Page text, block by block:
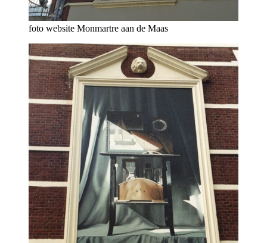
foto website Monmartre aan de Maas